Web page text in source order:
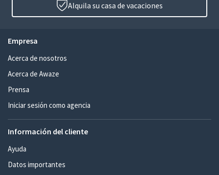
Alquila su casa de vacaciones
Empresa
Acerca de nosotros
Acerca de Awaze
Prensa
Iniciar sesión como agencia
Información del cliente
Ayuda
Datos importantes